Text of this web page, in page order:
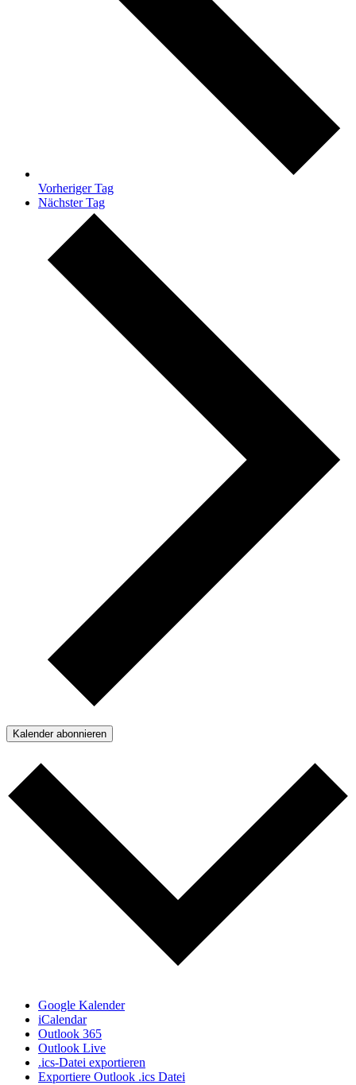
Vorheriger Tag
Nächster Tag
Kalender abonnieren
Google Kalender
iCalendar
Outlook 365
Outlook Live
.ics-Datei exportieren
Exportiere Outlook .ics Datei